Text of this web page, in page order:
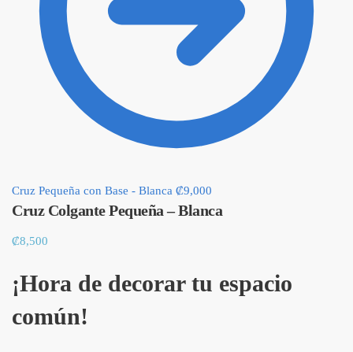
Cruz Pequeña con Base - Blanca ₡9,000
Cruz Colgante Pequeña – Blanca
₡8,500
¡Hora de decorar tu espacio
común!